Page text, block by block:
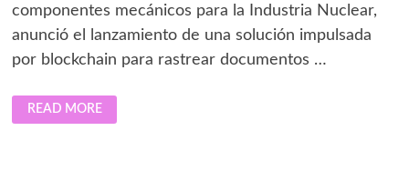
componentes mecánicos para la Industria Nuclear,
anunció el lanzamiento de una solución impulsada
por blockchain para rastrear documentos …
NUCLEARIS
PRESENTA
SOLUCIÓN
READ MORE